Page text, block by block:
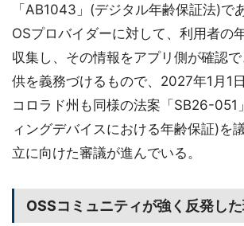
「AB1043」(デジタル年齢保証法)で
OSプロバイダーに対して、利用者の
収集し、その情報をアプリ側が確認
供を義務づけるもので、2027年1月1
コロラド州も同様の法案「SB26-051
ィングデバイスにおける年齢保証)を
立に向けた審議が進んでいる。
OSSコミュニティが強く反発し